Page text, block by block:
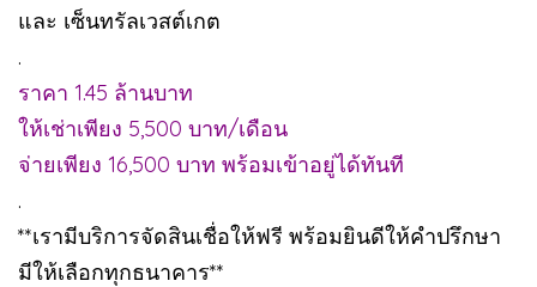
และ เซ็นทรัลเวสต์เกต
.
ราคา 1.45 ล้านบาท
ให้เช่าเพียง 5,500 บาท/เดือน
จ่ายเพียง 16,500 บาท พร้อมเข้าอยู่ได้ทันที
.
**เรามีบริการจัดสินเชื่อให้ฟรี พร้อมยินดีให้คำปรึกษา
มีให้เลือกทุกธนาคาร**